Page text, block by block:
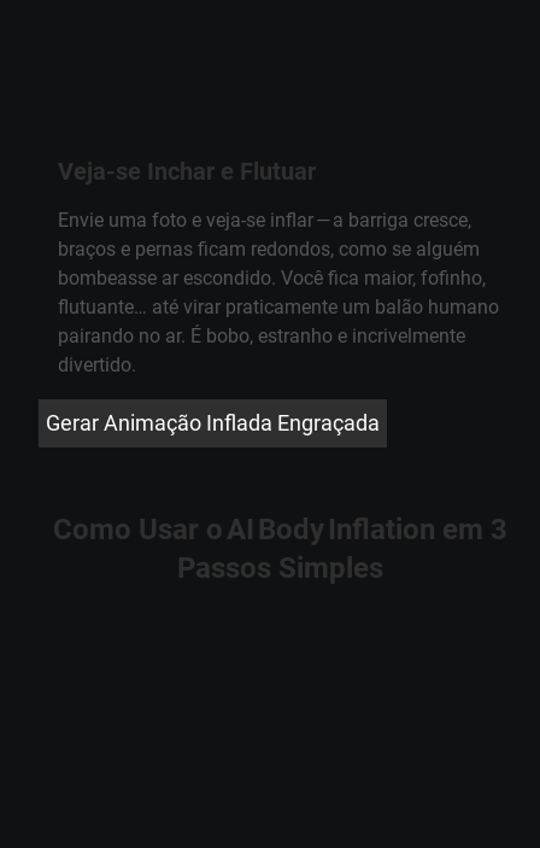
Veja‑se Inchar e Flutuar
Envie uma foto e veja‑se inflar — a barriga cresce,
braços e pernas ficam redondos, como se alguém
bombeasse ar escondido. Você fica maior, fofinho,
flutuante… até virar praticamente um balão humano
pairando no ar. É bobo, estranho e incrivelmente
divertido.
Gerar Animação Inflada Engraçada
Como Usar o AI Body Inflation em 3
Passos Simples